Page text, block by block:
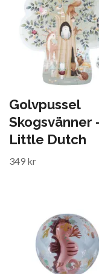
Golvpussel
Skogsvänner
Little Dutch
349 kr